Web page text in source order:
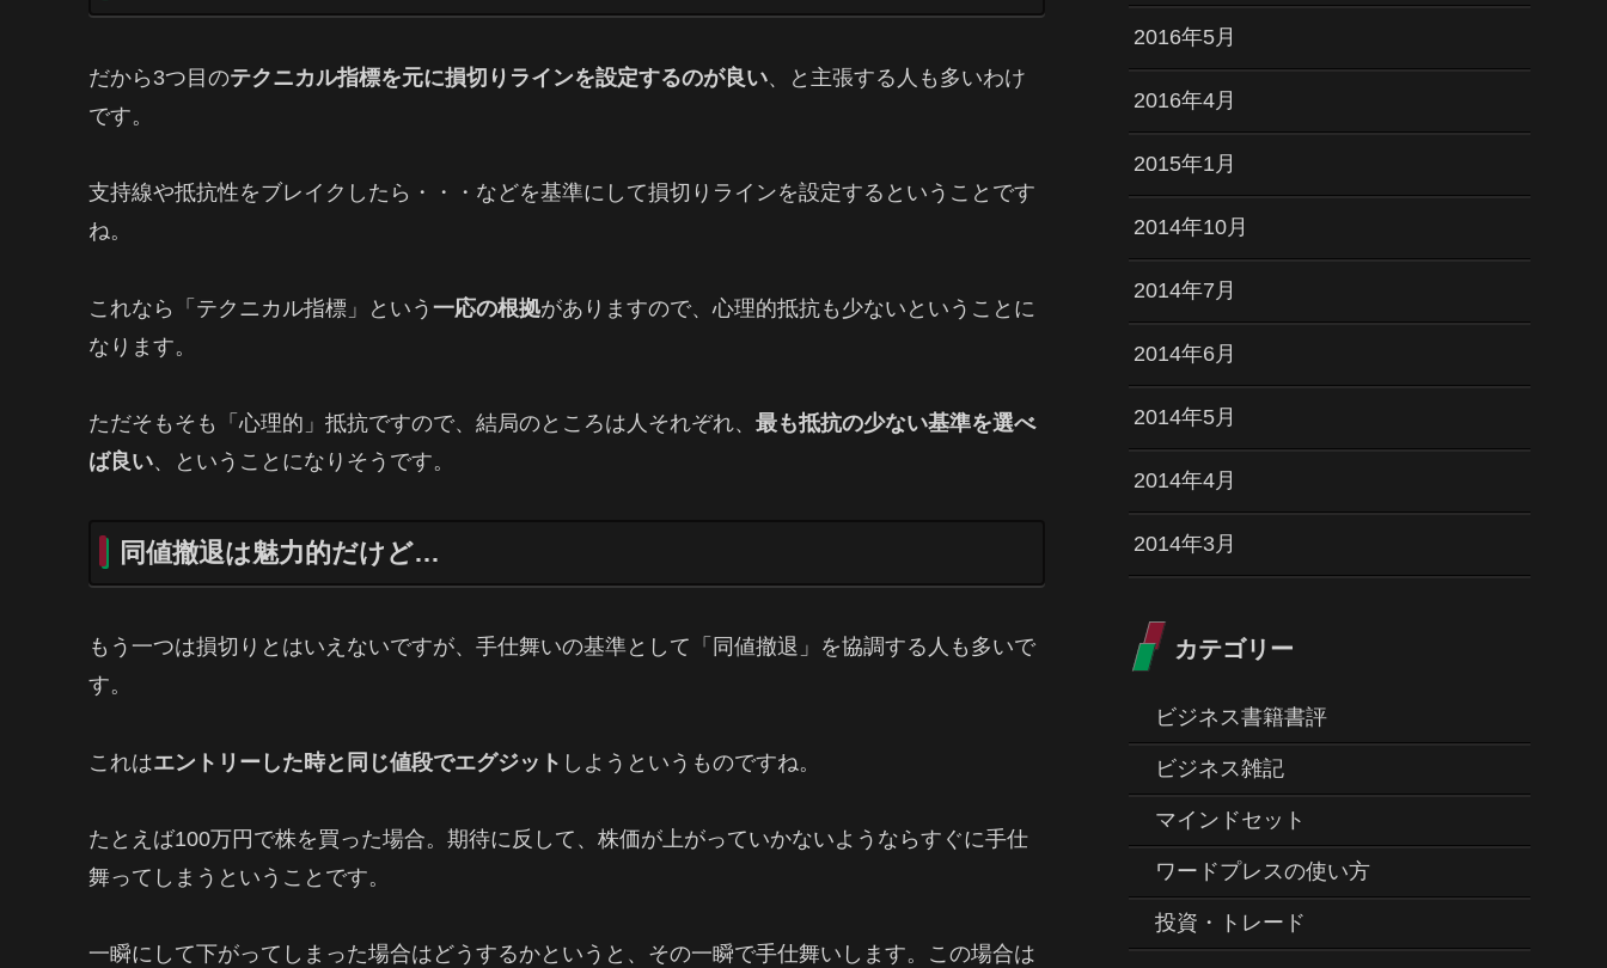
だから3つ目のテクニカル指標を元に損切りラインを設定するのが良い、と主張する人も多いわけ
です。
支持線や抵抗性をブレイクしたら・・・などを基準にして損切りラインを設定するということです
ね。
これなら「テクニカル指標」という 一応の根拠がありますので、心理的抵抗も少ないということに
なります。
ただそもそも「心理的」抵抗ですので、結局のところは人それぞれ、 最も抵抗の少ない基準を選べ
ば良い、ということになりそうです。
同値撤退は魅力的だけど…
もう一つは損切りとはいえないですが、手仕舞いの基準として「同値撤退」を協調する人も多いで
す。
これはエントリーした時と同じ値段でエグジット しようというものですね。
たとえば100万円で株を買った場合。期待に反して、株価が上がっていかないようならすぐに手仕
舞ってしまうということです。
一瞬にして下がってしまった場合はどうするかというと、その一瞬で手仕舞いします。この場合は
2016年5月
2016年4月
2015年1月
2014年10月
2014年7月
2014年6月
2014年5月
2014年4月
2014年3月
カテゴリー
ビジネス書籍書評
ビジネス雑記
マインドセット
ワードプレスの使い方
投資・トレード